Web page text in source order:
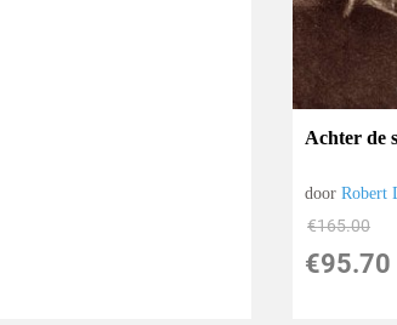
Achter de
doorRobert
€165.00
€95.70